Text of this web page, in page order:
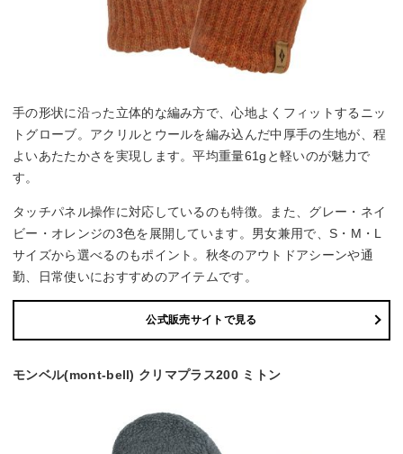
手の形状に沿った立体的な編み方で、心地よくフィットするニッ
トグローブ。アクリルとウールを編み込んだ中厚手の生地が、程
よいあたたかさを実現します。平均重量61gと軽いのが魅力で
す。
タッチパネル操作に対応しているのも特徴。また、グレー・ネイ
ビー・オレンジの3色を展開しています。男女兼用で、S・M・L
サイズから選べるのもポイント。秋冬のアウトドアシーンや通
勤、日常使いにおすすめのアイテムです。
公式販売サイトで見る
モンベル(mont-bell) クリマプラス200 ミトン